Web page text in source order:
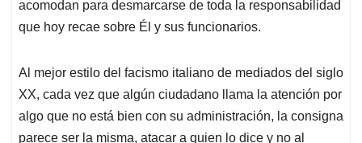
acomodan para desmarcarse de toda la responsabilidad
que hoy recae sobre Él y sus funcionarios.
Al mejor estilo del facismo italiano de mediados del siglo
XX, cada vez que algún ciudadano llama la atención por
algo que no está bien con su administración, la consigna
parece ser la misma, atacar a quien lo dice y no al